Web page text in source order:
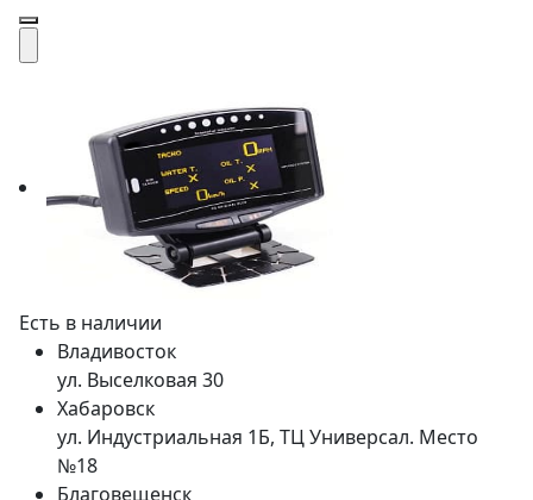
Есть в наличии
Владивосток
ул. Выселковая 30
Хабаровск
ул. Индустриальная 1Б, ТЦ Универсал. Место
№18
Благовещенск